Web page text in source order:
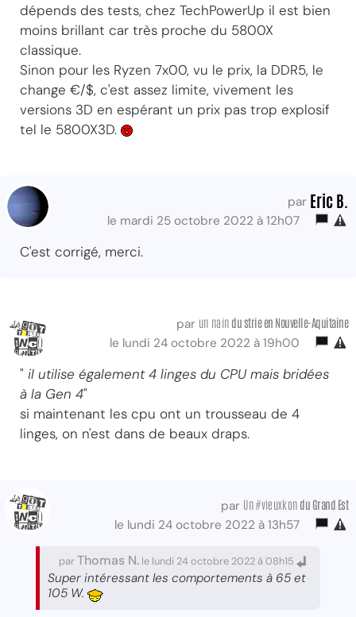
dépends des tests, chez TechPowerUp il est bien
moins brillant car très proche du 5800X
classique.
Sinon pour les Ryzen 7x00, vu le prix, la DDR5, le
change €/$, c'est assez limite, vivement les
versions 3D en espérant un prix pas trop explosif
tel le 5800X3D.
par Eric B.
le mardi 25 octobre 2022 à 12h07
C'est corrigé, merci.
par un nain du strieen Nouvelle-Aquitaine
le lundi 24 octobre 2022 à 19h00
" il utilise également 4 linges du CPU mais bridées
à la Gen 4"
si maintenant les cpu ont un trousseau de 4
linges, on n'est dans de beaux draps.
par Un #vieuxkon du Grand Est
le lundi 24 octobre 2022 à 13h57
parThomas N. le lundi 24 octobre 2022 à 08h15
Super intéressant les comportements à 65 et
105 W.